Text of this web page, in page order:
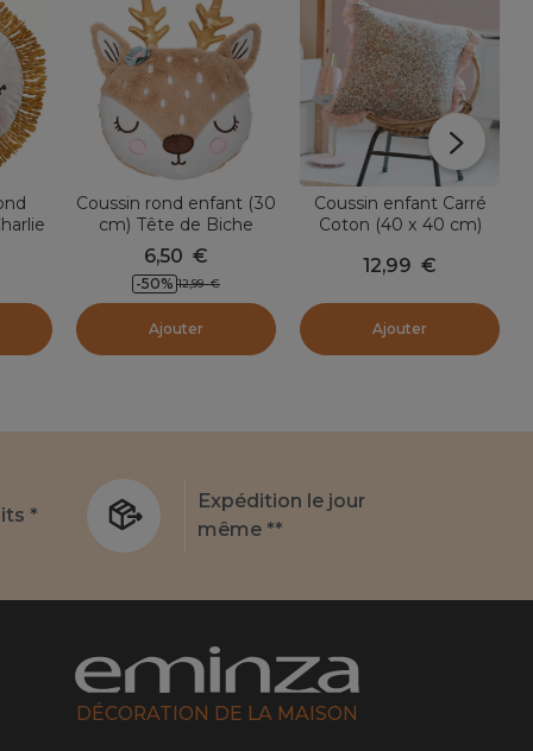
Coussin rond enfant (30
cm) Tête de Biche
Taupe
6,50 €
-50% 12,99 €
Ajouter
Coussin enfant Carré
Coton (40 x 40 cm)
12,99 €
Ajouter
*
Expédition le jour
même **
DÉCORATION DE LA MAISON